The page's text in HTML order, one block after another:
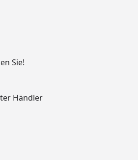
Sie!
Händler